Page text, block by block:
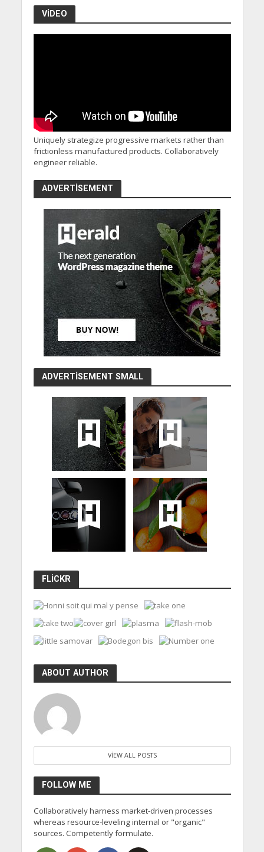
VIDEO
Uniquely strategize progressive markets rather than
frictionless manufactured products. Collaboratively
engineer reliable.
ADVERTISEMENT
ADVERTISEMENT SMALL
FLICKR
ABOUT AUTHOR
VIEW ALL POSTS
FOLLOW ME
Collaboratively harness market-driven processes
whereas resource-leveling internal or "organic"
sources. Competently formulate.